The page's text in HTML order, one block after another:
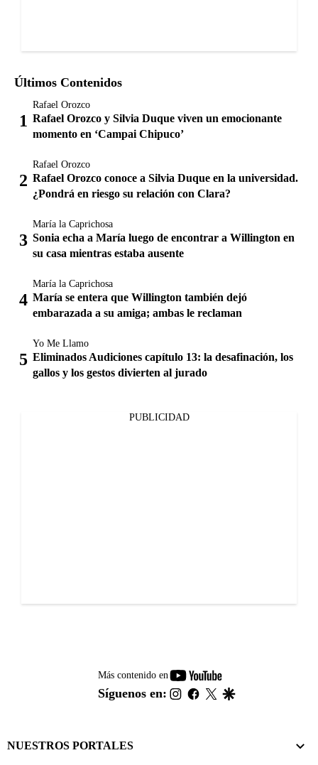
Últimos Contenidos
Rafael Orozco
Rafael Orozco y Silvia Duque viven un emocionante
momento en ‘Campai Chipuco’
Rafael Orozco
Rafael Orozco conoce a Silvia Duque en la universidad.
¿Pondrá en riesgo su relación con Clara?
María la Caprichosa
Sonia echa a María luego de encontrar a Willington en
su casa mientras estaba ausente
María la Caprichosa
María se entera que Willington también dejó
embarazada a su amiga; ambas le reclaman
Yo Me Llamo
Eliminados Audiciones capítulo 13: la desafinación, los
gallos y los gestos divierten al jurado
PUBLICIDAD
Más contenido en
youtube-
footer
Síguenos en: instagram
facebook
twitter
NUESTROS PORTALES